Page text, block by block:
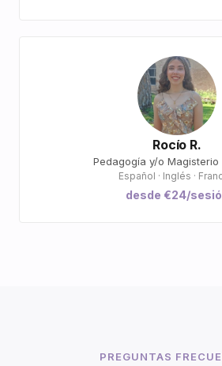
Rocío R.
Pedagogía y/o Magisterio
Español · Inglés ·
desde €24/
PREGUNTAS